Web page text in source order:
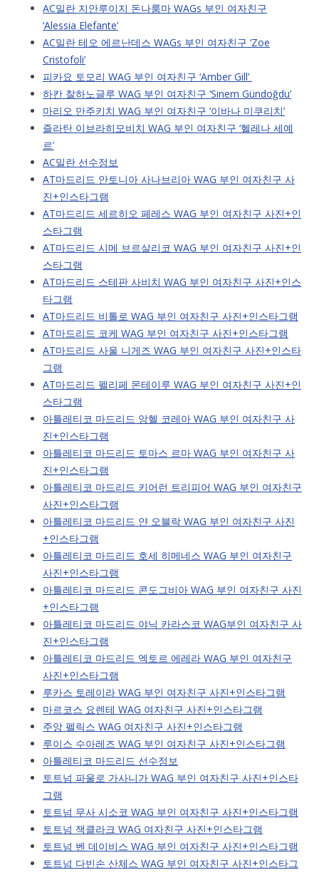
AC밀란 지안루이지 돈나룸마 WAGs 부인 여자친구
‘Alessia Elefante’
AC밀란 테오 에르난데스 WAGs 부인 여자친구 ‘Zoe
Cristofoli’
피카요 토모리 WAG 부인 여자친구 ‘Amber Gill’
하칸 찰하노글루 WAG 부인 여자친구 ‘Sinem Gündoğdu’
마리오 만주키치 WAG 부인 여자친구 ‘이바나 미쿠리치’
즐라탄 이브라히모비치 WAG 부인 여자친구 ‘헬레나 세예
르’
AC밀란 선수정보
AT마드리드 안토니아 사나브리아 WAG 부인 여자친구 사
진+인스타그램
AT마드리드 세르히오 페레스 WAG 부인 여자친구 사진+인
스타그램
AT마드리드 시메 브르살리코 WAG 부인 여자친구 사진+인
스타그램
AT마드리드 스테판 사비치 WAG 부인 여자친구 사진+인스
타그램
AT마드리드 비톨로 WAG 부인 여자친구 사진+인스타그램
AT마드리드 코케 WAG 부인 여자친구 사진+인스타그램
AT마드리드 사울 니게즈 WAG 부인 여자친구 사진+인스타
그램
AT마드리드 펠리페 몬테이루 WAG 부인 여자친구 사진+인
스타그램
아틀레티코 마드리드 앙헬 코레아 WAG 부인 여자친구 사
진+인스타그램
아틀레티코 마드리드 토마스 르마 WAG 부인 여자친구 사
진+인스타그램
아틀레티코 마드리드 키어런 트리피어 WAG 부인 여자친구
사진+인스타그램
아틀레티코 마드리드 얀 오블락 WAG 부인 여자친구 사진
+인스타그램
아틀레티코 마드리드 호세 히메네스 WAG 부인 여자친구
사진+인스타그램
아틀레티코 마드리드 콘도그비아 WAG 부인 여자친구 사진
+인스타그램
아틀레티코 마드리드 야닉 카라스코 WAG부인 여자친구 사
진+인스타그램
아틀레티코 마드리드 엑토르 에레라 WAG 부인 여자친구
사진+인스타그램
루카스 토레이라 WAG 부인 여자친구 사진+인스타그램
마르코스 요렌테 WAG 여자친구 사진+인스타그램
주앙 펠릭스 WAG 여자친구 사진+인스타그램
루이스 수아레즈 WAG 부인 여자친구 사진+인스타그램
아틀레티코 마드리드 선수정보
토트넘 파울로 가사니가 WAG 부인 여자친구 사진+인스타
그램
토트넘 무사 시소코 WAG 부인 여자친구 사진+인스타그램
토트넘 잭클라크 WAG 여자친구 사진+인스타그램
토트넘 벤 데이비스 WAG 부인 여자친구 사진+인스타그램
토트넘 다빈손 산체스 WAG 부인 여자친구 사진+인스타그